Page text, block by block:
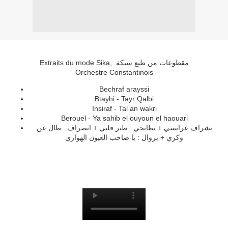
Extraits du mode Sika, مقطوعات من طبع سيكة
Orchestre Constantinois
Bechraf arayssi
Btayhi - Tayr Qalbi
Insiraf - Tal an wakri
Berouel - Ya sahib el ouyoun el haouari
بشراف عرايسي + بطايحي : طير قلبي + انصراف : طال عن
وكري + بروال : يا صاحب العيون الهواري